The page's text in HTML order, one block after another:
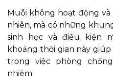
Muỗi không hoạt động
nhiên, mà có những
sinh học và điều kiện
khoảng thời gian này
trong việc phòng
nhiễm.